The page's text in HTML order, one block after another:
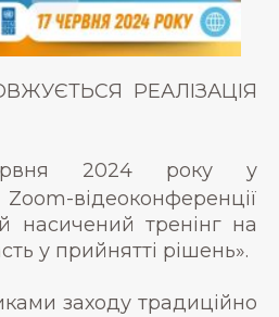
РЕАЛІЗАЦІЯ
2024 року у
Zoom-відеоконференції
насичений тренінг на
у прийнятті рішень».
заходу традиційно